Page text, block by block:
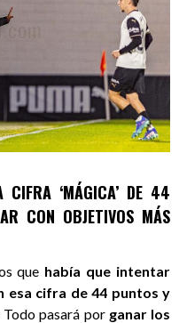
CIFRA ‘MÁGICA’ DE 44
CON OBJETIVOS MÁS
que había que intentar
esa cifra de 44 puntos y
pasará por ganar los